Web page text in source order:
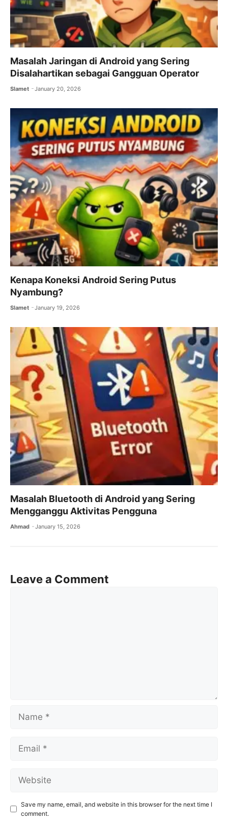
Masalah Jaringan di Android yang Sering
Disalahartikan sebagai Gangguan Operator
Slamet January 20, 2026
Kenapa Koneksi Android Sering Putus
Nyambung?
Slamet January 19, 2026
Masalah Bluetooth di Android yang Sering
Mengganggu Aktivitas Pengguna
Ahmad January 15, 2026
Leave a Comment
Save my name, email, and website in this browser for the next time I
comment.